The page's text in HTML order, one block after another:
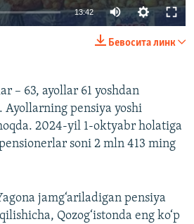
720p 1080p
13:42 Auto
720p
1080p
Бевосита линк
– 63, ayollar 61 yoshdan
Ayollarning pensiya yoshi
2024-yil 1-oktyabr holatiga
soni 2 mln 413 ming
jamg‘ariladigan pensiya
Qozog‘istonda eng ko‘p